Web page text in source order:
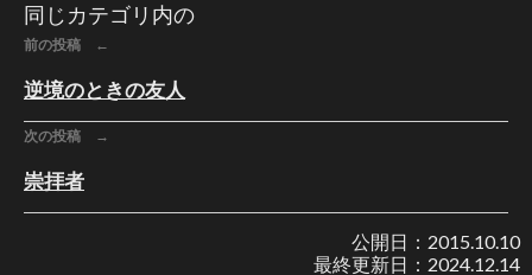
同じカテゴリ内の
前の投稿 ←
逆境のときの友人
次の投稿 →
崇拝者
公開日： 2015.10.10
最終更新日： 2024.12.14